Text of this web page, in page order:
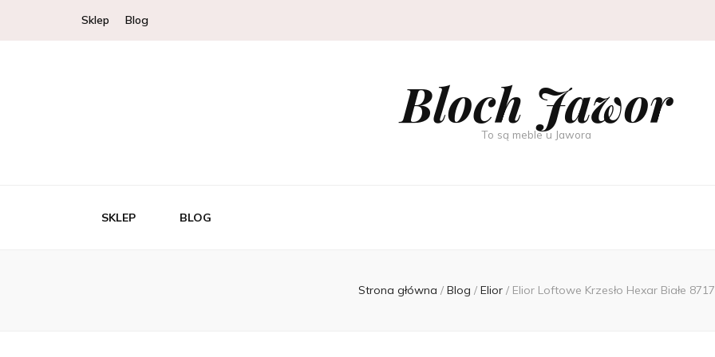
Sklep Blog
Bloch Jawor
To są meble u Jawora
SKLEP BLOG
Strona główna / Blog / Elior / Elior Loftowe Krzesło Hexar Białe 8717